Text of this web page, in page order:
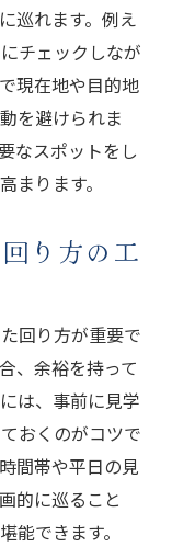
巡れます。例え
チェックしなが
現在地や目的地
を避けられま
なスポットをし
まります。
り方の工
回り方が重要で
、余裕を持って
は、事前に見学
おくのがコツで
間帯や平日の見
的に巡ること
能できます。